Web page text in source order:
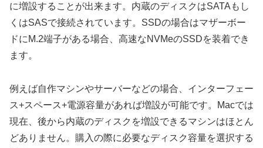
に増設することが出来ます。内蔵のディスクはSATAもし
くはSASで接続されています。SSDの場合はマザーボー
ドにM.2端子がある場合、高速なNVMeのSSDを装着でき
ます。
例えば自作マシンやサーバーなどの場合、インターフェー
ス+スペース+電源容量があれば増設が可能です。Macでは
現在、後から内蔵のディスクを増設できるマシンはほとん
どありません。購入の際に必要なディスク容量を選択する